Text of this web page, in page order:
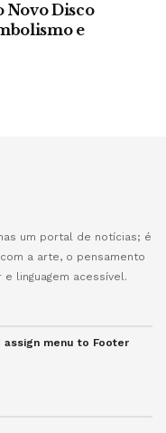
Novo Disco
e
um portal de notícias; é
a arte, o pensamento
linguagem acessível.
assign menu to Footer